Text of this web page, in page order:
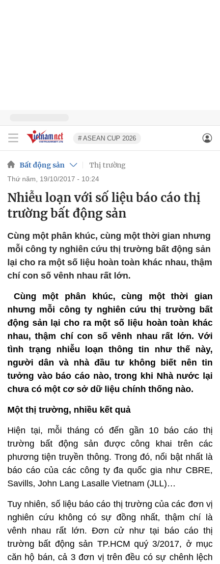
# ASEAN CUP 2026
Bất động sản Thị trường
thứ năm, 19/10/2017 - 10:24
Nhiễu loạn với số liệu báo cáo thị
trường bất động sản
Cùng một phân khúc, cùng một thời gian nhưng
mỗi công ty nghiên cứu thị trường bất động sản
lại cho ra một số liệu hoàn toàn khác nhau, thậm
chí con số vênh nhau rất lớn.
Cùng một phân khúc, cùng một thời gian
nhưng mỗi công ty nghiên cứu thị trường bất
động sản lại cho ra một số liệu hoàn toàn khác
nhau, thậm chí con số vênh nhau rất lớn. Với
tình trạng nhiễu loạn thông tin như thế này,
người dân và nhà đầu tư không biết nên tin
tưởng vào báo cáo nào, trong khi Nhà nước lại
chưa có một cơ sở dữ liệu chính thống nào.
Một thị trường, nhiều kết quả
Hiện tại, mỗi tháng có đến gần 10 báo cáo thị
trường bất động sản được công khai trên các
phương tiện truyền thông. Trong đó, nổi bật nhất là
báo cáo của các công ty đa quốc gia như CBRE,
Savills, John Lang Lasalle Vietnam (JLL)…
Tuy nhiên, số liệu báo cáo thị trường của các đơn vị
nghiên cứu không có sự đồng nhất, thậm chí là
vênh nhau rất lớn. Đơn cử như tại báo cáo thị
trường bất động sản TP.HCM quý 3/2017, ở mục
căn hộ bán, cả 3 đơn vị trên đều có sự chênh lệch